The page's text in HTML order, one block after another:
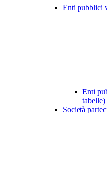
Enti pubblici
Enti
tabelle)
Società